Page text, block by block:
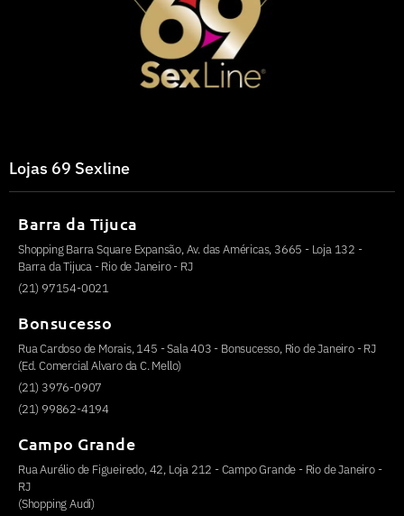
Lojas 69 Sexline
Barra da Tijuca
Shopping Barra Square Expansão, Av. das Américas, 3665 - Loja 132 -
Barra da Tijuca - Rio de Janeiro - RJ
(21) 97154-0021
Bonsucesso
Rua Cardoso de Morais, 145 - Sala 403 - Bonsucesso, Rio de Janeiro - RJ
(Ed. Comercial Alvaro da C. Mello)
(21) 3976-0907
(21) 99862-4194
Campo Grande
Rua Aurélio de Figueiredo, 42, Loja 212 - Campo Grande - Rio de Janeiro -
RJ
(Shopping Audi)